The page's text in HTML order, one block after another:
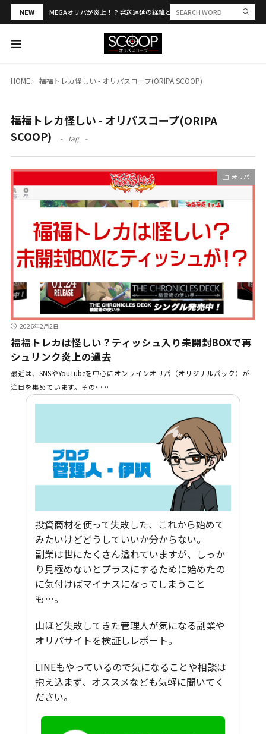
NEW MEGAオリパが炎上！？発送遅延の経緯と評判・当選報告を解説
HOME 福福トレカ怪しい - オリパスコープ(ORIPA SCOOP)
福福トレカ怪しい - オリパスコープ(ORIPA
SCOOP)
tag
オリパ
2026年2月2日
福福トレカは怪しい？ティッシュ入り未開封BOXで再
シュリンク炎上の過去
最近は、SNSやYouTubeを中心にオンラインオリパ（オリジナルパック）が
注目を集めています。その……
投資商材を使って失敗した、これから始めて
みたいけどどうしていいか分からない。
副業は世にたくさん溢れていますが、しっか
り見極めないとプラスにするために始めたの
に気付けばマイナスになってしまうこと
も…。
山ほど失敗してきた管理人が気になる副業や
オリパサイトを検証しレポート。
LINEもやっているので気になることや相談は
抱え込まず、オススメなども気軽に聞いてく
ださい。